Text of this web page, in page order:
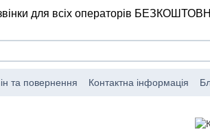
для всіх операторів
та повернення Контактна інформація